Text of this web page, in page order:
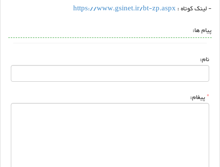
- لینک کوتاه : https://www.gsinet.ir/bt-zp.aspx
پیام ها:
نام:
*پیغام: